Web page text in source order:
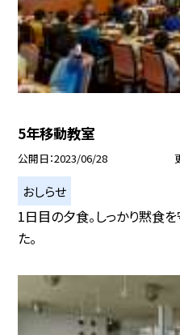
5年移動教室
公開日 2023/06/28
おしらせ
1日目の夕食。しっかり黙食
た。